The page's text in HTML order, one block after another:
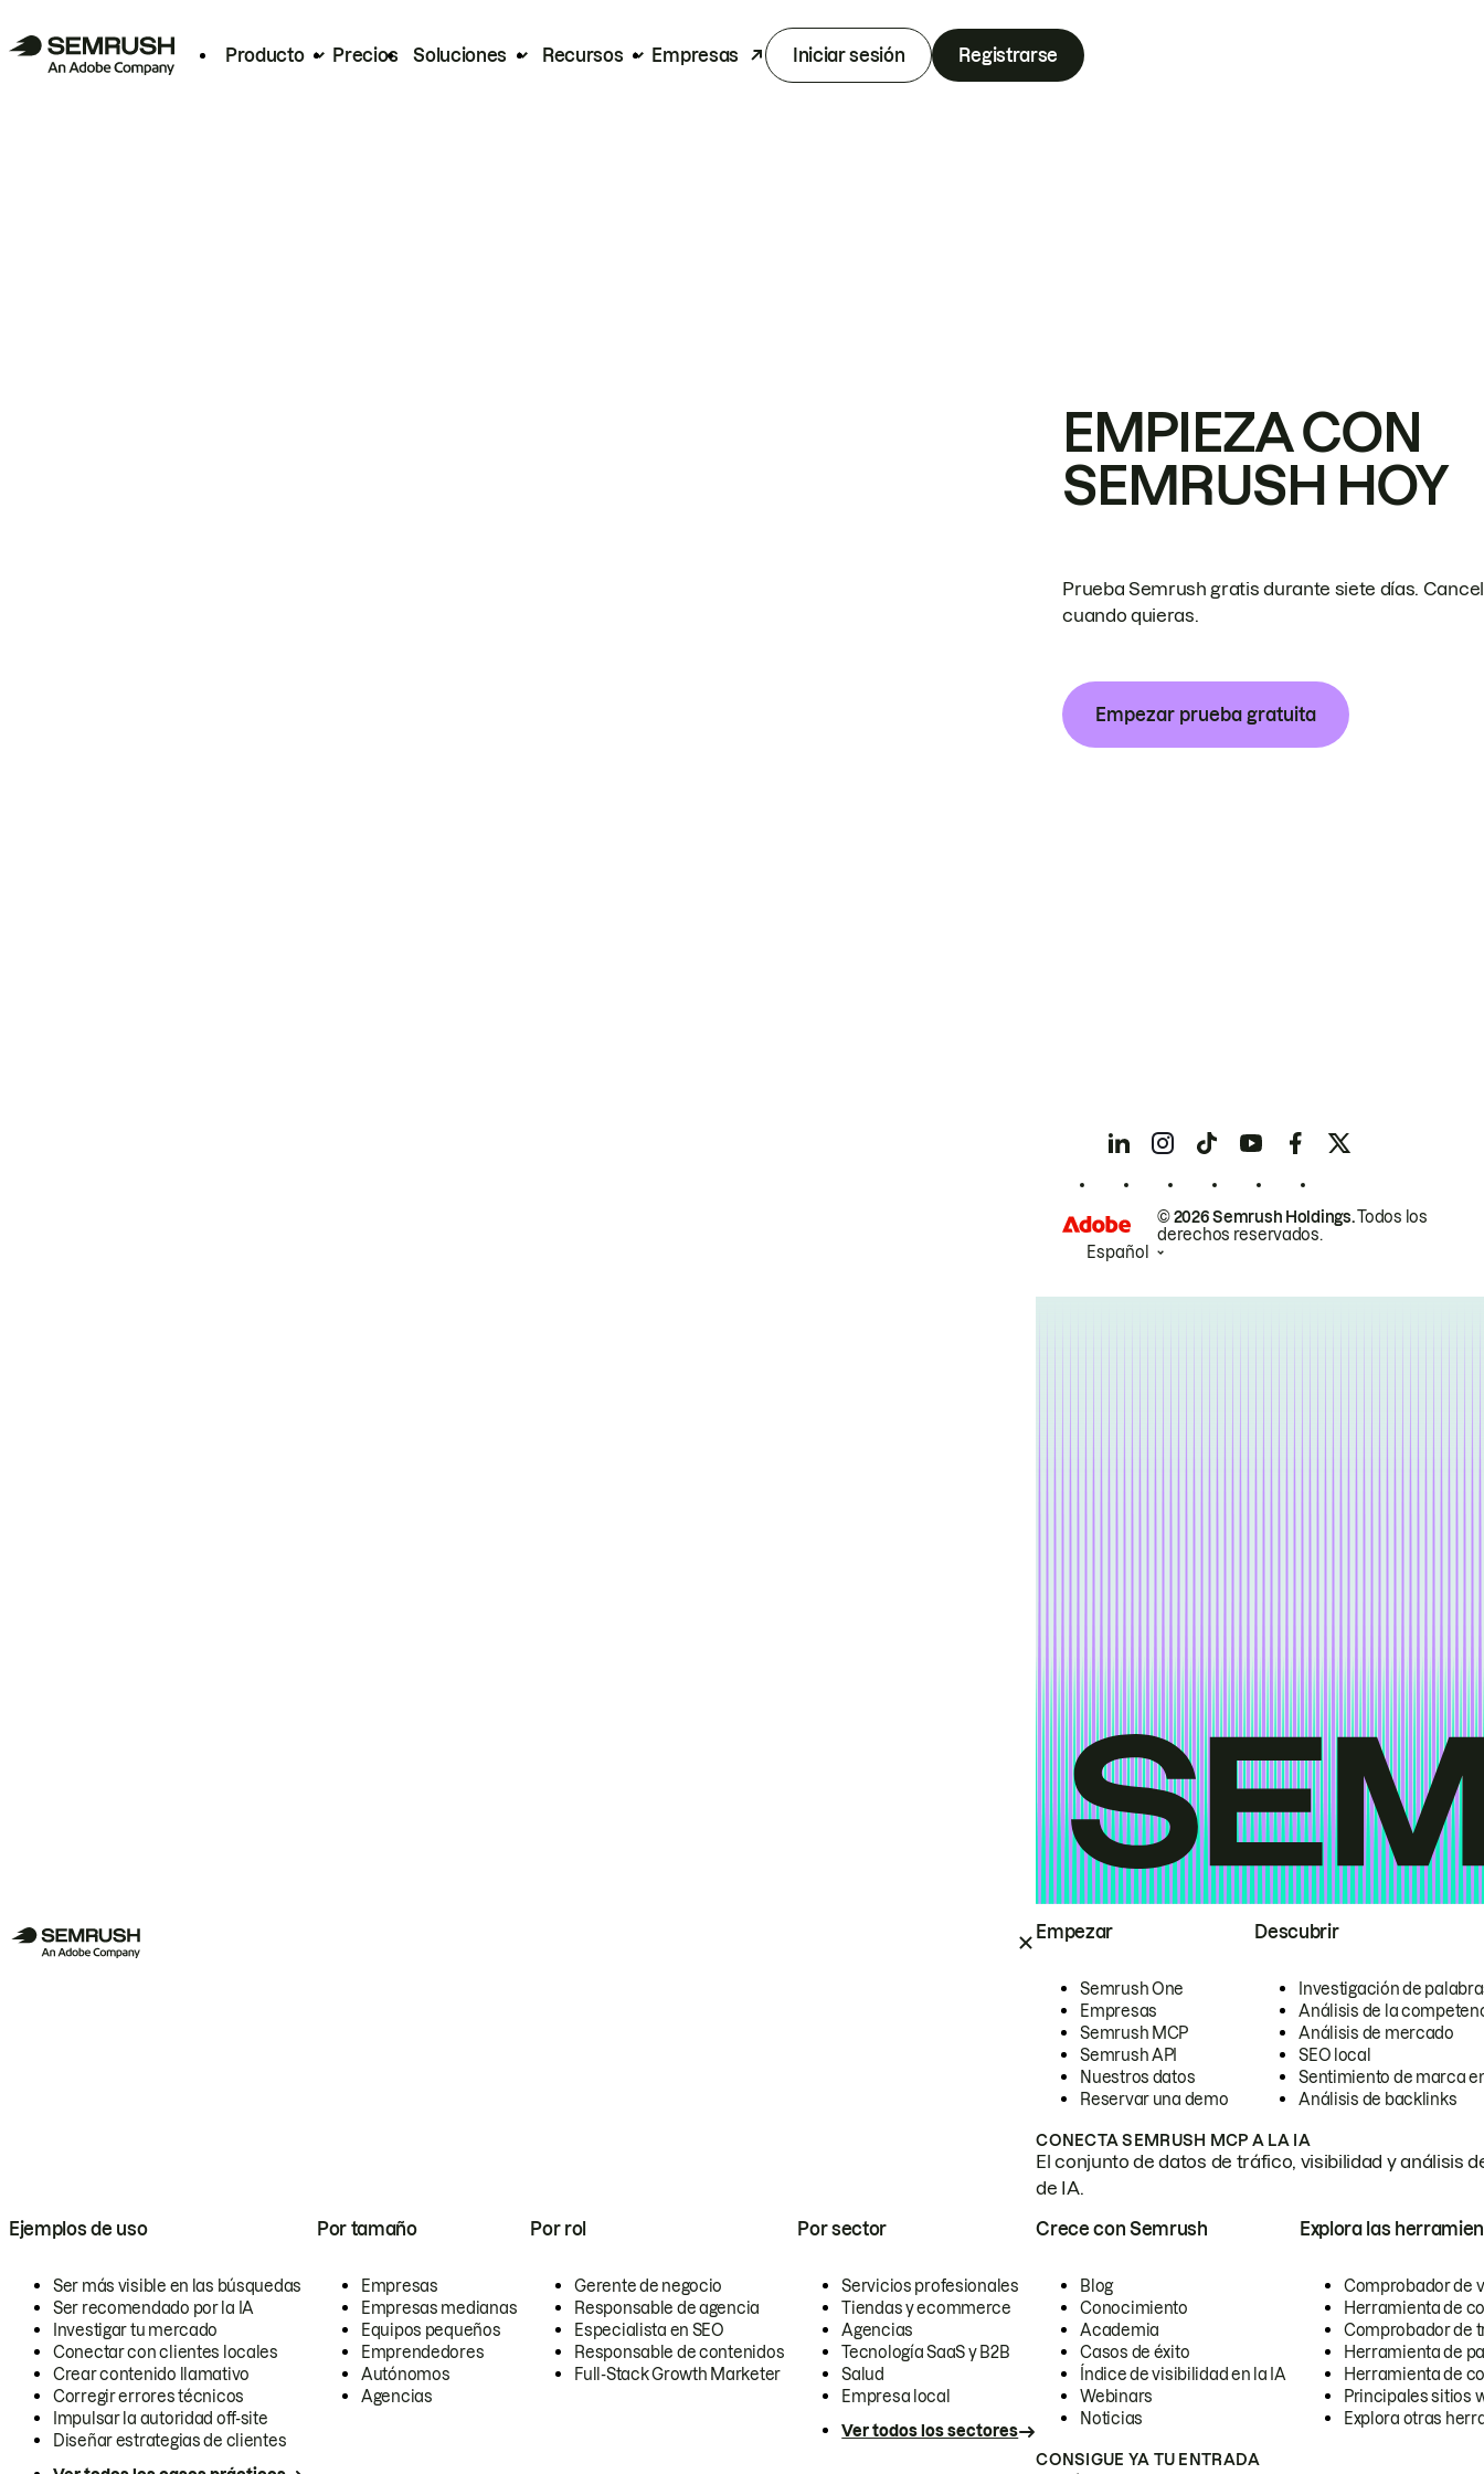
Producto Precios Soluciones Recursos Empresas Iniciar sesión Registrarse
Empezar
Semrush One
Empresas
Semrush MCP
Semrush API
Nuestros datos
Reservar una demo
Descubrir
Investigación de
Análisis de la
Análisis de mercado
SEO local
Sentimiento de marca
Análisis de backlinks
CONECTA SEMRUSH MCP A LA IA
El conjunto de datos de tráfico, visibilidad y análisis
de IA.
Ejemplos de uso
Ser más visible en las búsquedas
Ser recomendado por la IA
Investigar tu mercado
Conectar con clientes locales
Crear contenido llamativo
Corregir errores técnicos
Impulsar la autoridad off-site
Diseñar estrategias de clientes
Por tamaño
Empresas
Empresas medianas
Equipos pequeños
Emprendedores
Autónomos
Agencias
Por rol
Gerente de negocio
Responsable de agencia
Especialista en SEO
Responsable de contenidos
Full-Stack Growth Marketer
Por sector
Servicios profesionales
Tiendas y ecommerce
Agencias
Tecnología SaaS y B2B
Salud
Empresa local
Ver todos los sectores
Crece con Semrush
Blog
Conocimiento
Academia
Casos de éxito
Índice de visibilidad en la IA
Webinars
Noticias
Explora las
Comprobador de
Herramienta de
Comprobador de
Herramienta de
Herramienta de
Principales sitios
Explora otras
CONSIGUE YA TU ENTRADA
EMPIEZA CON
SEMRUSH HOY
Prueba Semrush gratis durante siete días.
cuando quieras.
Empezar prueba gratuita
© 2026 Semrush Holdings.Todos los
derechos reservados.
Español